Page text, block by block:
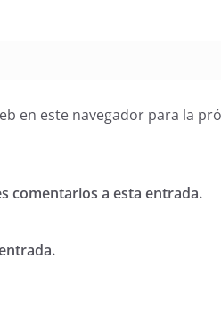
en este navegador para la
comentarios a esta entrada.